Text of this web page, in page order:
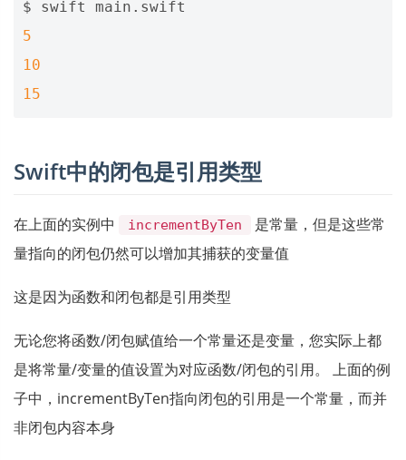
5
10
15
Swift中的闭包是引用类型
在上面的实例中 incrementByTen
是常量，但是这些常
量指向的闭包仍然可以增加其捕获的变量值
这是因为函数和闭包都是引用类型
无论您将函数/闭包赋值给一个常量还是变量，您实际上都
是将常量/变量的值设置为对应函数/闭包的引用。 上面的例
子中，incrementByTen指向闭包的引用是一个常量，而并
非闭包内容本身